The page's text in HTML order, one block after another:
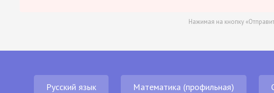
Нажимая на кнопку
Русский язык Математика (профильная)